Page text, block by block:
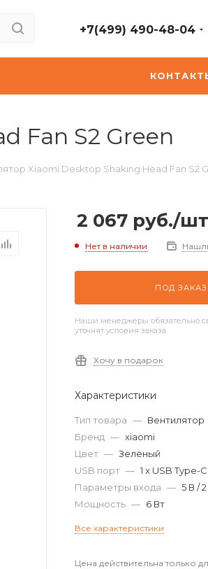
+7(499) 490-48-04
Fan S2 Green
Xiaomi Desktop Shaking Head Fan S2
2 067 руб./шт
Нет в наличии
ПОД ЗАКАЗ
Наши менеджеры обязательно
уточнят условия заказа
Хочу в подарок
Характеристики
Тип товара — Вентилятор
Бренд — xiaomi
Цвет — Зелёный
USB порт — 1 x USB Type-C
Параметры входа — 5 В /
Мощность — 6 Вт
Все характеристики
Цена действительна только